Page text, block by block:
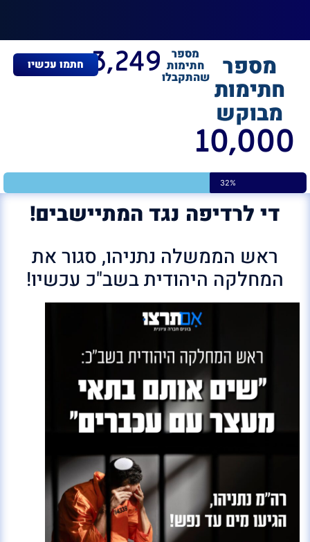
מספר
חתימות
מבוקש
10,000
מספר
חתימות
שהתקבלו3,249 חתמו עכשיו
32%
די לרדיפה נגד המתיישבים!
ראש הממשלה נתניהו, סגור את
המחלקה היהודית בשב"כ עכשיו!